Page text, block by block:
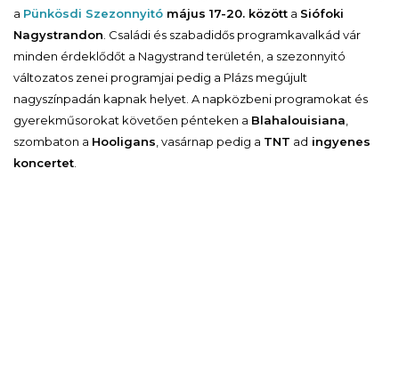
a Pünkösdi Szezonnyitó május 17-20. között a Siófoki
Nagystrandon . Családi és szabadidős programkavalkád vár
minden érdeklődőt a Nagystrand területén, a szezonnyitó
változatos zenei programjai pedig a Plázs megújult
nagyszínpadán kapnak helyet. A napközbeni programokat és
gyerekműsorokat követően pénteken a Blahalouisiana
szombaton a Hooligans , vasárnap pedig a TNT ad ingyenes
koncertet